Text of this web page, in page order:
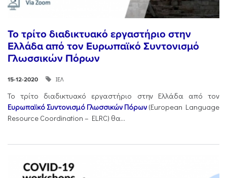
Το τρίτο διαδικτυακό εργαστήριο στην
Ελλάδα από τον Ευρωπαϊκό Συντονισμό
Γλωσσικών Πόρων
15-12-2020 ΙΕΛ
Το τρίτο διαδικτυακό εργαστήριο στην Ελλάδα από τον
Ευρωπαϊκό Συντονισμό Γλωσσικών Πόρων (European Language
Resource Coordination – ELRC) θα...